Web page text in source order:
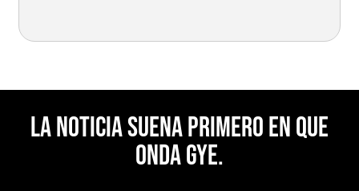
La noticia suena primero en Que
Onda Gye.